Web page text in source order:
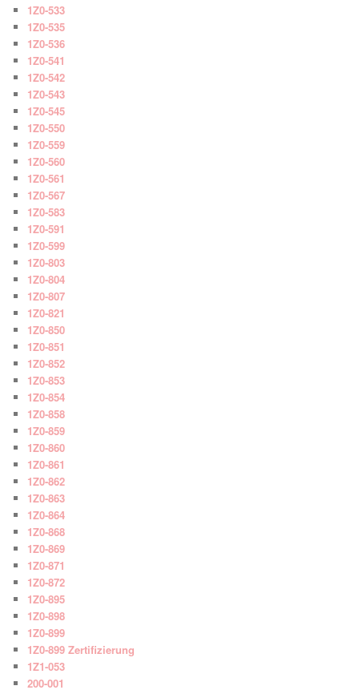
1Z0-533
1Z0-535
1Z0-536
1Z0-541
1Z0-542
1Z0-543
1Z0-545
1Z0-550
1Z0-559
1Z0-560
1Z0-561
1Z0-567
1Z0-583
1Z0-591
1Z0-599
1Z0-803
1Z0-804
1Z0-807
1Z0-821
1Z0-850
1Z0-851
1Z0-852
1Z0-853
1Z0-854
1Z0-858
1Z0-859
1Z0-860
1Z0-861
1Z0-862
1Z0-863
1Z0-864
1Z0-868
1Z0-869
1Z0-871
1Z0-872
1Z0-895
1Z0-898
1Z0-899
1Z0-899 Zertifizierung
1Z1-053
200-001